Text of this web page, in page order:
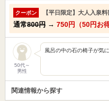
クーポン 【平日限定】大人入泉料
通常800円 → 750円（50円お得
50代～
男性
風呂の中の石の椅子が気
関連情報から探す